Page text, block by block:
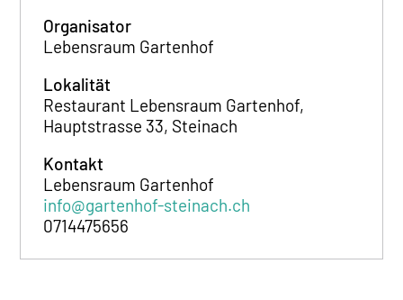
Organisator
Lebensraum Gartenhof
Lokalität
Restaurant Lebensraum Gartenhof,
Hauptstrasse 33, Steinach
Kontakt
Lebensraum Gartenhof
info@gartenhof-steinach.ch
0714475656